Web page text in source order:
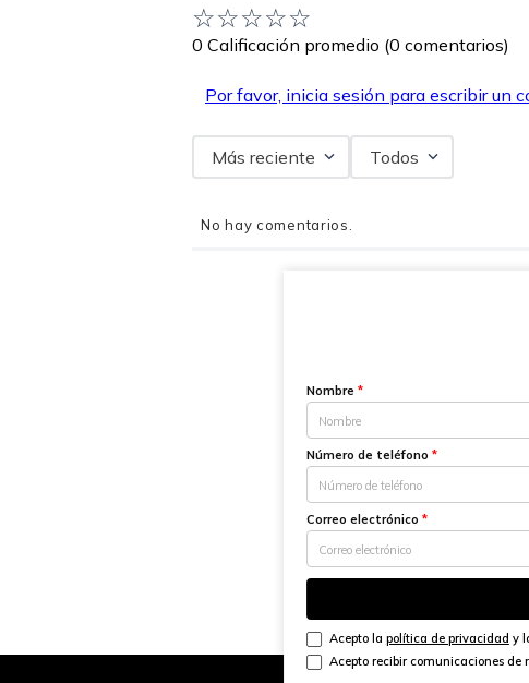
☆☆☆☆☆
0 Calificación promedio (0 comentarios)
Por favor, inicia sesión para escribir un
Más reciente Todos
No hay comentarios.
Nombre *
Número de teléfono *
Correo electrónico *
Acepto la política de privacidad y
Acepto recibir comunicaciones de